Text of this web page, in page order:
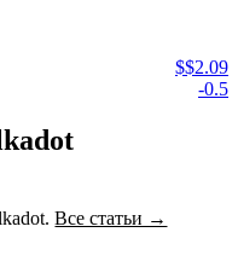
$$2.09
-0.5
Все статьи →